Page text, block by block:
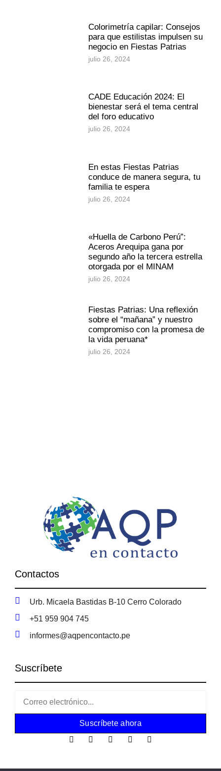
Colorimetría capilar: Consejos
para que estilistas impulsen su
negocio en Fiestas Patrias
julio 26, 2024
CADE Educación 2024: El
bienestar será el tema central
del foro educativo
julio 26, 2024
En estas Fiestas Patrias
conduce de manera segura, tu
familia te espera
julio 26, 2024
«Huella de Carbono Perú”:
Aceros Arequipa gana por
segundo año la tercera estrella
otorgada por el MINAM
julio 26, 2024
Fiestas Patrias: Una reflexión
sobre el “mañana” y nuestro
compromiso con la promesa de
la vida peruana*
julio 26, 2024
Contactos
Urb. Micaela Bastidas B-10 Cerro Colorado
+51 959 904 745
informes@aqpencontacto.pe
Suscríbete
Suscríbete ahora